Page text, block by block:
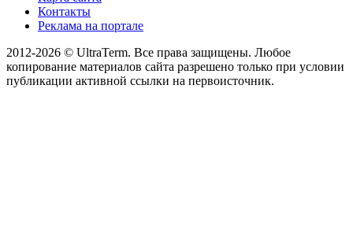
Контакты
Реклама на портале
2012-2026 © UltraTerm. Все права защищены. Любое
копирование материалов сайта разрешено только при условии
публикации активной ссылки на первоисточник.